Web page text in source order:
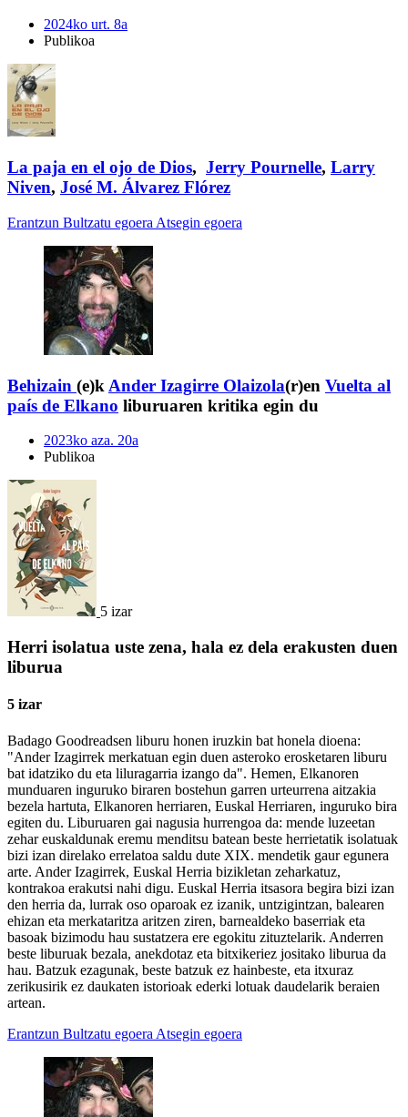
2024ko urt. 8a
Publikoa
La paja en el ojo de Dios, Jerry Pournelle, Larry
Niven, José M. Álvarez Flórez
Erantzun Bultzatu egoera Atsegin egoera
Behizain (e)k Ander Izagirre Olaizola(r)en Vuelta al
país de Elkano liburuaren kritika egin du
2023ko aza. 20a
Publikoa
5 izar
Herri isolatua uste zena, hala ez dela erakusten duen
liburua
5 izar
Badago Goodreadsen liburu honen iruzkin bat honela dioena:
"Ander Izagirrek merkatuan egin duen asteroko erosketaren liburu
bat idatziko du eta liluragarria izango da". Hemen, Elkanoren
munduaren inguruko biraren bostehun garren urteurrena aitzakia
bezela hartuta, Elkanoren herriaren, Euskal Herriaren, inguruko bira
egiten du. Liburuaren gai nagusia hurrengoa da: mende luzeetan
zehar euskaldunak eremu menditsu batean beste herrietatik isolatuak
bizi izan direlako errelatoa saldu dute XIX. mendetik gaur egunera
arte. Ander Izagirrek, Euskal Herria bizikletan zeharkatuz,
kontrakoa erakutsi nahi digu. Euskal Herria itsasora begira bizi izan
den herria da, lurrak oso oparoak ez izanik, untzigintzan, balearen
ehizan eta merkataritza aritzen ziren, barnealdeko baserriak eta
basoak bizimodu hau sustatzera ere egokitu zituztelarik. Anderren
beste liburuak bezala, anekdotaz eta bitxikeriez jositako liburua da
hau. Batzuk ezagunak, beste batzuk ez hainbeste, eta itxuraz
zerikusirik ez daukaten istorioak ederki lotuak daudelarik beraien
artean.
Erantzun Bultzatu egoera Atsegin egoera